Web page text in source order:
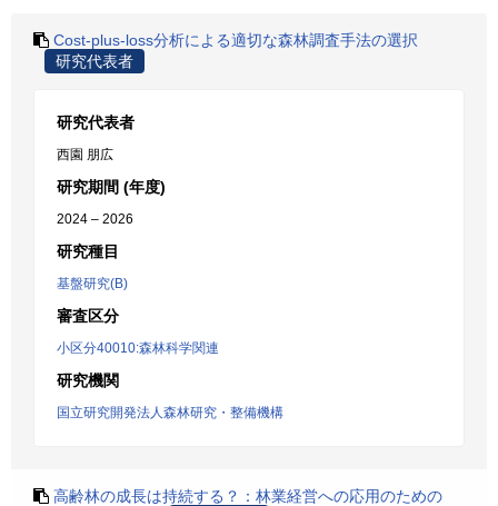
Cost-plus-loss分析による適切な森林調査手法の選択
研究代表者
研究代表者
西園 朋広
研究期間 (年度)
2024 – 2026
研究種目
基盤研究(B)
審査区分
小区分40010:森林科学関連
研究機関
国立研究開発法人森林研究・整備機構
高齢林の成長は持続する？：林業経営への応用のための